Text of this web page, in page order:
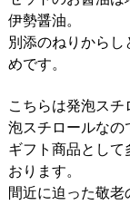
伊勢醤油。
別添のねりから
めです。
こちらは発泡ス
泡スチロールなの
ギフト商品として
おります。
間近に迫った敬